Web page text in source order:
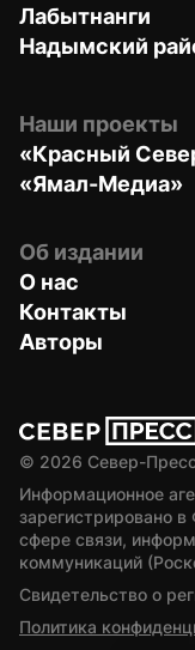
Лабытнанги
Надымский
Наши проекты
«Красный
«Ямал-Медиа»
Об издании
О нас
Контакты
Авторы
© 2026 Север-
Информационное
зарегистрировано
сфере связи,
коммуникаций
Свидетельство о
Политика